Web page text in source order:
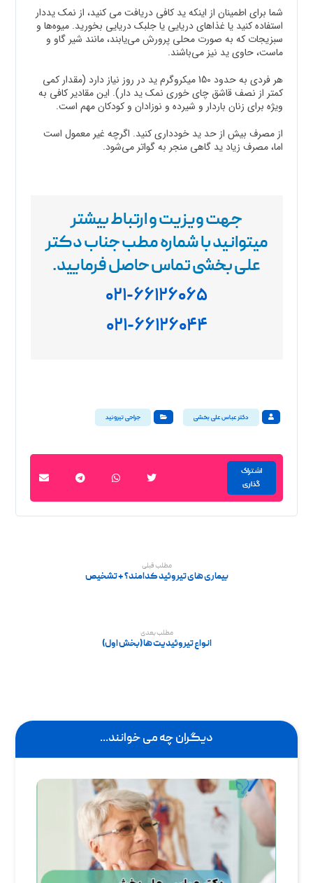
شما برای اطمینان از اینکه ید کافی دریافت می کنید، از نمک یددار
استفاده کنید یا غذاهای دریایی یا جلبک دریایی بخورید. میوه‌ها و
سبزیجات که به صورت محلی پرورش می‌یابند، مانند شیر گاو و
ماست، حاوی ید نیز می‌باشند.
هر فردی به حدود 150 میکروگرم ید در روز نیاز دارد (مقدار کمی‌
کمتر از نصف قاشق چای خوری نمک ید دار). این مقادیر کافی به
ویژه برای زنان باردار و شیرده و نوزادان و کودکان مهم است.
از مصرف بیش از حد ید خودداری کنید. اگرچه غیر معمول است
اما، مصرف زیاد ید گاهی منجر به گواتر می‌شود.
جهت ویزیت و ارتباط بیشتر
میتوانید با شماره مطب جناب دکتر
علی بخشی تماس حاصل فرمایید.
۰۲۱-۶۶۱۲۶۰۶۵
۰۲۱-۶۶۱۲۶۰۴۴
دکتر عباس علی بخشی جراحی تیروئید
مطلب قبلی
بیماری های تیروئید کدامند؟ + تشخیص
مطلب بعدی
انواع تیروئیدیت ها (بخش اول)
دیگران چه می خوانند...